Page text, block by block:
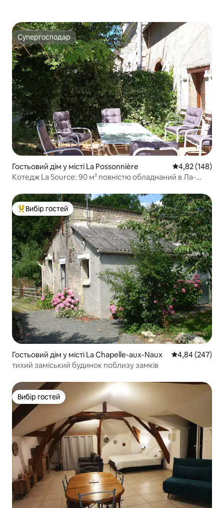
Супергосподар
Супергосподар
Гостьовий дім у місті La Possonnière Середня
4,82 (148)
Котедж La Source: 90 м² повністю обладнаний в Ла-
Топ вибір гостей
Вибір гостей
Гостьовий дім у місті La Chapelle-aux-Naux Середня
4,84 (247)
тихий заміський будинок поблизу замків
Вибір гостей
Вибір гостей